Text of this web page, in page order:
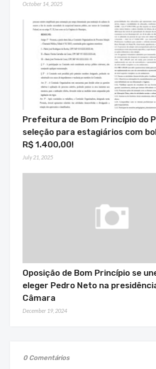
October 14, 2025
Prefeitura de Bom Princípio do
seleção para estagiários com
R$ 1.400,00!
July 21, 2025
Oposição de Bom Princípio se
eleger Pedro Neto na
Câmara
December 19, 2024
0 Comentários